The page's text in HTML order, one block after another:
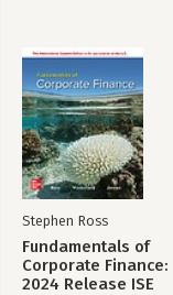
Stephen Ross
Fundamentals of
Corporate Finance:
2024 Release ISE